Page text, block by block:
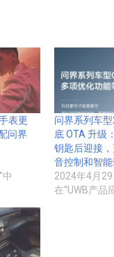
表更
问界
中
问界系列车
底 OTA 升级
钥匙后迎接
音控制和智
2024年4月29
在“UWB产品